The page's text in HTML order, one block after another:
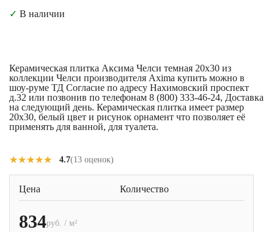
✓ В наличии
Керамическая плитка Аксима Челси темная 20x30 из
коллекции Челси производителя Axima купить можно в
шоу-руме ТД Согласие по адресу Нахимовский проспект
д.32 или позвонив по телефонам 8 (800) 333-46-24, Доставка
на следующий день. Керамическая плитка имеет размер
20x30, белый цвет и рисунок орнамент что позволяет её
применять для ванной, для туалета.
★★★★★
★★★★★ 4.7(13 оценок)
Цена Количество
834руб. / м²